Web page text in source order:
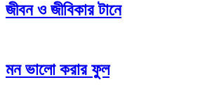
জীবন ও জীবিকার টানে
মন ভালো করার ফুল